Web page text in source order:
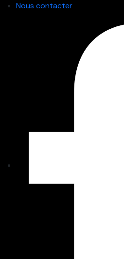
Nous contacter